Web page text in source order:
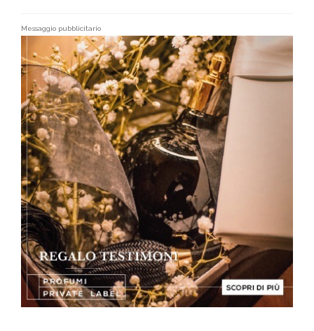
Messaggio pubblicitario